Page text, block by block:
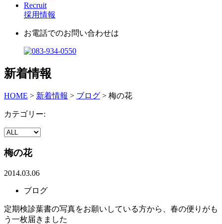
Recruit
採用情報
お電話でのお問い合わせは
新着情報
HOME > 新着情報 > ブログ > 梅の花
カテゴリー:
梅の花
2014.03.06
ブログ
定期検診葉書の写真をお願いしている方から、春の便りがも
う一枚届きました